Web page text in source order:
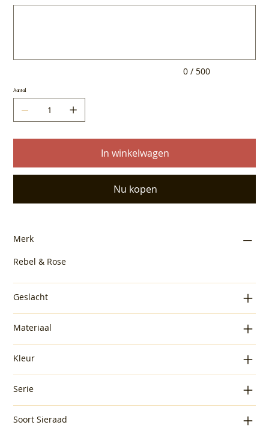
0 / 500
Aantal
In winkelwagen
Nu kopen
Merk
Rebel & Rose
Geslacht
Materiaal
Kleur
Serie
Soort Sieraad